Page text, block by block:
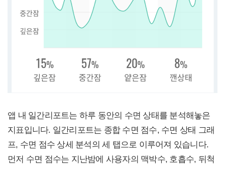
앱 내 일간리포트는 하루 동안의 수면 상태를 분석해놓은
지표입니다. 일간리포트는 종합 수면 점수, 수면 상태 그래
프, 수면 점수 상세 분석의 세 탭으로 이루어져 있습니다.
먼저 수면 점수는 지난밤에 사용자의 맥박수, 호흡수, 뒤척